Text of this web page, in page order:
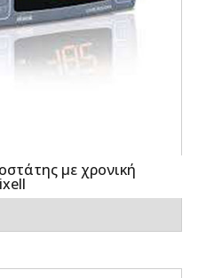
με χρονική